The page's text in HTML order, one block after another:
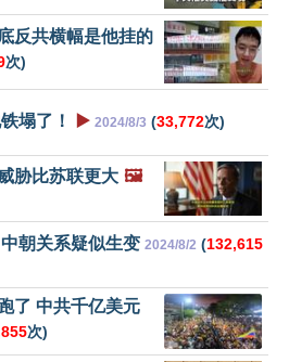
反共横幅是他挂的
次)
塌了！ ▶️ 2024/8/3 (33,772次)
胁比苏联更大 🖼️
朝关系疑似生变 2024/8/2 (132,615
了 中共千亿美元
次)